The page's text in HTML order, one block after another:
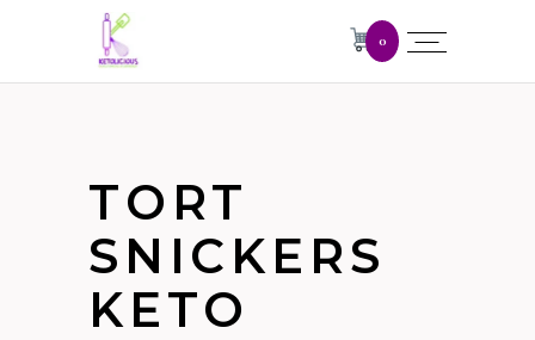
0
TORT
SNICKERS
KETO